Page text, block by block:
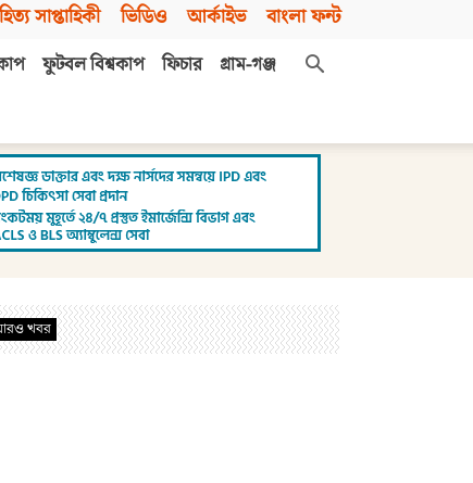
সাপ্তাহিকী ভিডিও আর্কাইভ বাংলা ফন্ট
ফুটবল বিশ্বকাপ ফিচার
গ্রাম-গঞ্জ
খবর